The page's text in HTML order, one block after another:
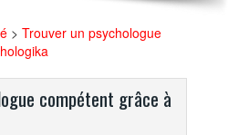
> Trouver un psychologue
compétent grâce à